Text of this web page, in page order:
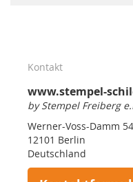
Kontakt
www.stempel-
by Stempel Freiberg
Werner-Voss-Damm
12101 Berlin
Deutschland